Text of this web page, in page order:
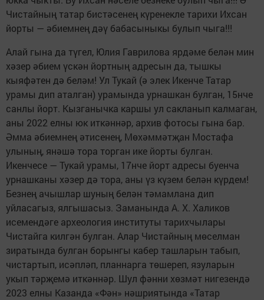
Чистайның татар бистәсенең күренекле тарихи Ихсан
йорты — әбиемнең дәү бабасыныкы булып чыга!!!
Алай гына да түгел, Юлия Гаврилова ярдәме белән мин
хәзер әбием үскән йортның адресын да, тышкы
кыяфәтен дә беләм! Ул Тукай (ә элек Икенче Татар
урамы дип аталган) урамында урнашкан булган, 15нче
санлы йорт. Кызганычка каршы ул сакланып калмаган,
аны 2022 елны юк иткәннәр, архив фотосы гына бар.
Әмма әбиемнең әтисенең, Мөхәммәтҗан Мос­тафа
улының, янәшә тора торган ике йорты булган.
Икенчесе — Тукай урамы, 17нче йорт адресы буенча
урнашканы хәзер дә тора, аны үз күзем белән күрдем!
Безнең ачышлар шуның белән тәмамлана дип
уйласагыз, ялгышасыз. Заманында А. Х. Халиков
исемендәге архео­логия институты тарихчылары
Чистайга килгән булган. Алар Чистайның мөселман
зиратында булган борынгы кабер ташларын табып,
чистартып, исәпләп, планнарга төшереп, язуларын
укып тәрҗемә иткәннәр. Шул фәнни хөзмәт нигезендә
2023 елны Казанда «Фән» нәшриятында «Татар